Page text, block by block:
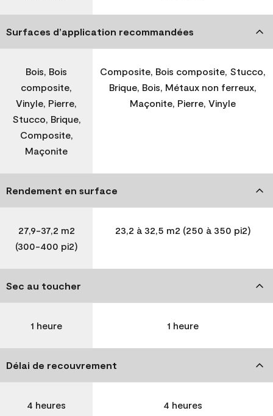
Surfaces d’application recommandées
Bois, Bois
composite,
Vinyle, Pierre,
Stucco, Brique,
Composite,
Maçonite
Composite, Bois composite, Stucco,
Brique, Bois, Métaux non ferreux,
Maçonite, Pierre, Vinyle
Rendement en surface
27,9-37,2 m2
(300-400 pi2)
23,2 à 32,5 m2 (250 à 350 pi2)
Sec au toucher
1 heure 1 heure
Délai de recouvrement
4 heures 4 heures